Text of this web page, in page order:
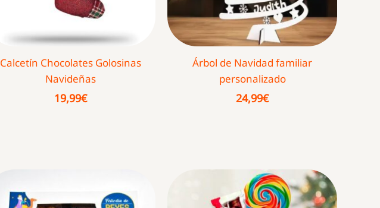
Calcetín Chocolates Golosinas
Navideñas
19,99€
Árbol de Navidad familiar
personalizado
24,99€